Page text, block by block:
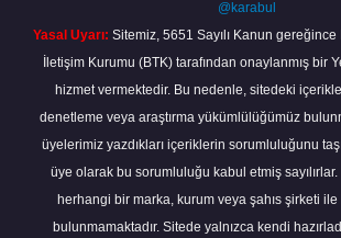
@karabul
Yasal Uyarı: Sitemiz, 5651 Sayılı Kanun
İletişim Kurumu (BTK) tarafından onaylanmış bir
hizmet vermektedir. Bu nedenle, sitedeki
denetleme veya araştırma yükümlülüğümüz
üyelerimiz yazdıkları içeriklerin sorumluluğunu
üye olarak bu sorumluluğu kabul etmiş
herhangi bir marka, kurum veya şahıs şirketi ile
bulunmamaktadır. Sitede yalnızca kendi